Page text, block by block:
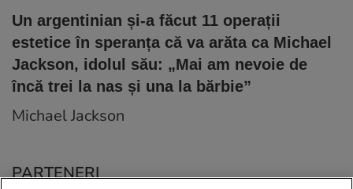
Un argentinian și-a făcut 11 operații
estetice în speranța că va arăta ca Michael
Jackson, idolul său: „Mai am nevoie de
încă trei la nas și una la bărbie”
Michael Jackson
PARTENERI